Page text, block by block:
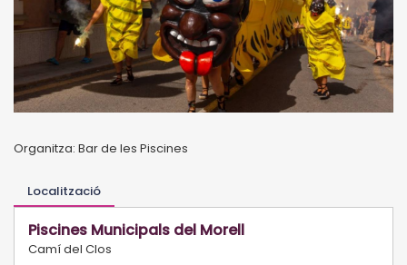
Organitza: Bar de les Piscines
Localització
Piscines Municipals del Morell
Camí del Clos